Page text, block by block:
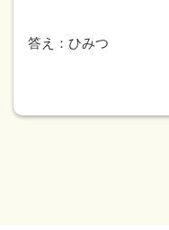
答え：ひみつ